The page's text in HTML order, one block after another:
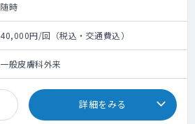
随時
40,000円/回（税込・交通費込）
一般皮膚科外来
詳細をみる